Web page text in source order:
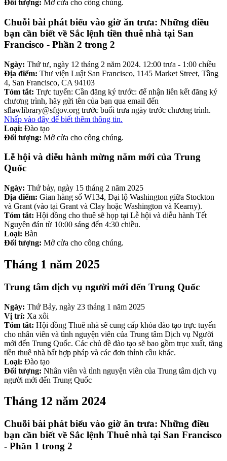
Đối tượng: Mở cửa cho công chúng.
Chuỗi bài phát biểu vào giờ ăn trưa: Những điều
bạn cần biết về Sắc lệnh tiền thuê nhà tại San
Francisco - Phần 2 trong 2
Ngày: Thứ tư, ngày 12 tháng 2 năm 2024. 12:00 trưa - 1:00 chiều
Địa điểm: Thư viện Luật San Francisco, 1145 Market Street, Tầng
4, San Francisco, CA 94103
Tóm tắt: Trực tuyến: Cần đăng ký trước: để nhận liên kết đăng ký
chương trình, hãy gửi tên của bạn qua email đến
sflawlibrary@sfgov.org trước buổi trưa ngày trước chương trình.
Nhấp vào đây để biết thêm thông tin.
Loại: Đào tạo
Đối tượng: Mở cửa cho công chúng.
Lễ hội và diễu hành mừng năm mới của Trung
Quốc
Ngày: Thứ bảy, ngày 15 tháng 2 năm 2025
Địa điểm: Gian hàng số W134, Đại lộ Washington giữa Stockton
và Grant (vào tại Grant và Clay hoặc Washington và Kearny).
Tóm tắt: Hội đồng cho thuê sẽ họp tại Lễ hội và diễu hành Tết
Nguyên đán từ 10:00 sáng đến 4:30 chiều.
Loại: Bàn
Đối tượng: Mở cửa cho công chúng.
Tháng 1 năm 2025
Trung tâm dịch vụ người mới đến Trung Quốc
Ngày: Thứ Bảy, ngày 23 tháng 1 năm 2025
Vị trí: Xa xôi
Tóm tắt: Hội đồng Thuê nhà sẽ cung cấp khóa đào tạo trực tuyến
cho nhân viên và tình nguyện viên của Trung tâm Dịch vụ Người
mới đến Trung Quốc. Các chủ đề đào tạo sẽ bao gồm trục xuất, tăng
tiền thuê nhà bất hợp pháp và các đơn thỉnh cầu khác.
Loại: Đào tạo
Đối tượng: Nhân viên và tình nguyện viên của Trung tâm dịch vụ
người mới đến Trung Quốc
Tháng 12 năm 2024
Chuỗi bài phát biểu vào giờ ăn trưa: Những điều
bạn cần biết về Sắc lệnh Thuê nhà tại San Francisco
- Phần 1 trong 2